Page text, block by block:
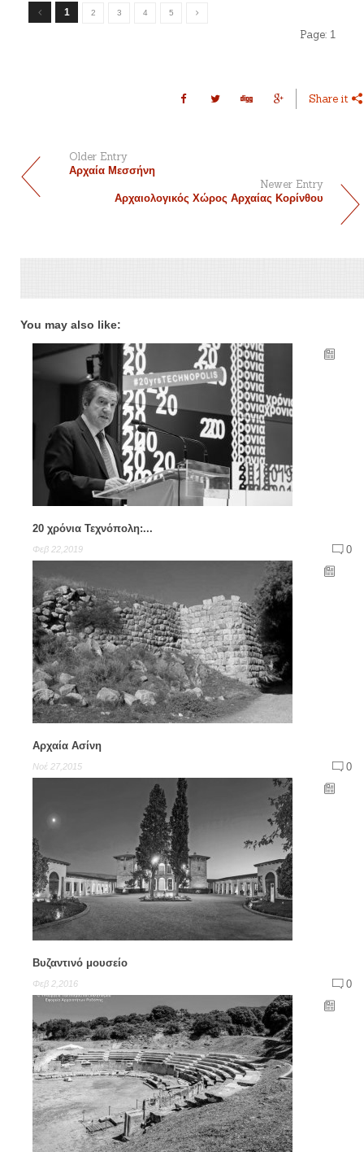
1 2 3 4 5
Page: 1
Share it
Older Entry
Αρχαία Μεσσήνη
Newer Entry
Αρχαιολογικός Χώρος Αρχαίας Κορίνθου
You may also like:
20 χρόνια Τεχνόπολη:...
Φεβ 22,2019 0
Αρχαία Ασίνη
Νοέ 27,2015 0
Βυζαντινό μουσείο
Φεβ 2,2016 0